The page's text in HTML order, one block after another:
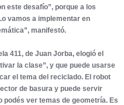
este desafío”, porque a los
vamos a implementar en
manifestó.
411, de Juan Jorba, elogió el
la clase”, y que puede usarse
el tema del reciclado. El robot
de basura y puede servir
ver temas de geometría. Es